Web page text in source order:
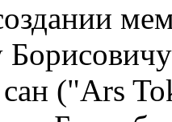
("Ars